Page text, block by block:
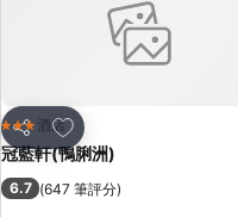
分享
放到收藏夾
3 星級酒店
冠藍軒(鴨脷洲)
6.7 (647 筆評分)